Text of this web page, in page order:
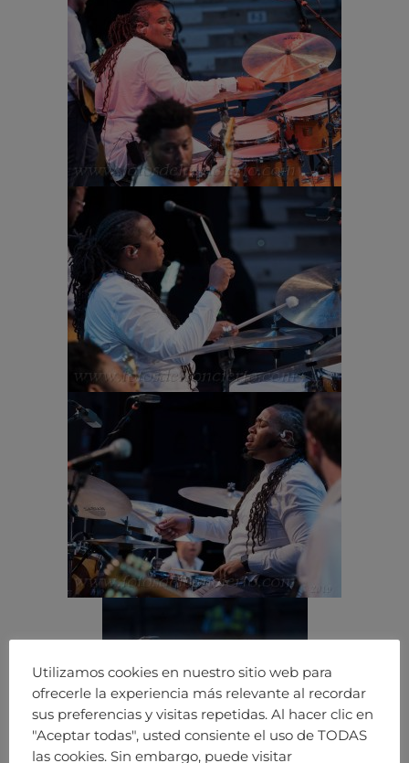
Utilizamos cookies en nuestro sitio web para
ofrecerle la experiencia más relevante al recordar
sus preferencias y visitas repetidas. Al hacer clic en
"Aceptar todas", usted consiente el uso de TODAS
las cookies. Sin embargo, puede visitar